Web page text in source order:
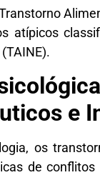
atípicos
e
os
de